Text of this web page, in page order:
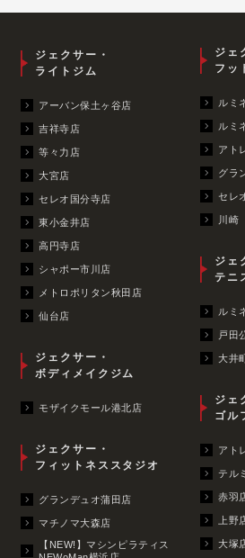
ジェクサー・
ライトジム
アーバン保土ヶ谷店
吉祥寺店
等々力店
大宮店
セレオ国分寺店
東小金井店
高円寺店
シャポー市川店
メトロポリタン秋田店
仙台店
ジェクサー・
ボディメイクジム
モザイクモール港北店
ジェクサー・
フィットネススタジオ
グランデュオ蒲田店
マチノマ大森店
【NEW!】マシンピラティス
ジェ
フッ
ルミ
ルミ
アト
グラ
セレ
川崎
ジェ
テニ
ルミ
戸田
大井
ジェ
ゴル
アト
テル
赤羽
上野
大塚